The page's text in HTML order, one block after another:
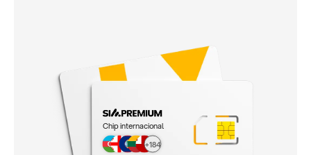
Chip internacional
+184